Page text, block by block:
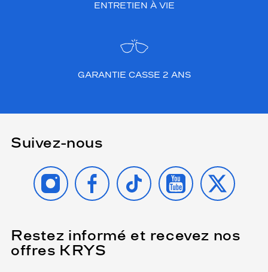
ENTRETIEN À VIE
GARANTIE CASSE 2 ANS
Suivez-nous
INSTAGRAMFACEBOOK
TIKTOK YOUTUBE
X
Restez informé et recevez nos
offres KRYS
Name
(Ce
champ
est
obligatoire)